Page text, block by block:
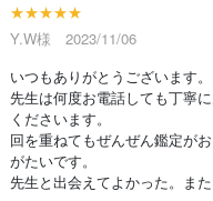
★★★★★
Y.W様 2023/11/06
いつもありがとうございます。
先生は何度お電話しても丁寧
くださいます。
回を重ねてもぜんぜん鑑定が
がたいです。
先生と出会えてよかった。ま